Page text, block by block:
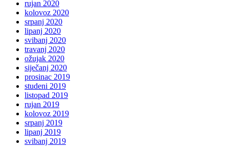
rujan 2020
kolovoz 2020
srpanj 2020
lipanj 2020
svibanj 2020
travanj 2020
ožujak 2020
siječanj 2020
prosinac 2019
studeni 2019
listopad 2019
rujan 2019
kolovoz 2019
srpanj 2019
lipanj 2019
svibanj 2019